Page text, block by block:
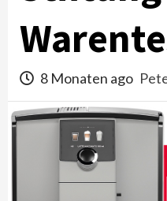
8 Monaten ago